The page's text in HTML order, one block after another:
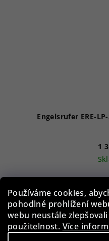
Používáme cookies,
pohodlné prohlížení
webu neustále
použitelnost. Více
Engelsrufer ERE-
1